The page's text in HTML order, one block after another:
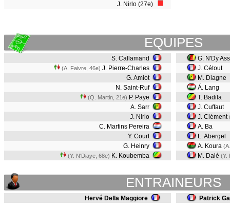
J. Nirlo (27e)
EQUIPES
S. Callamand
(A. Faivre, 46e) J. Pierre-Charles
G. Amiot
N. Saint-Ruf
(Q. Martin, 21e) P. Paye
A. Sarr
J. Nirlo
C. Martins Pereira
Y. Court
G. Heinry
(Y. N'Diaye, 68e) K. Koubemba
G. N'Dy
J. Cétout
M. Diagne
Á. Lang
T. Badila
J. Cuffaut
J. Clément
A. Ba
L. Abergel
A. Koura
M. Dalé (Y.
ENTRAINEURS
Hervé Della Maggiore Patrick